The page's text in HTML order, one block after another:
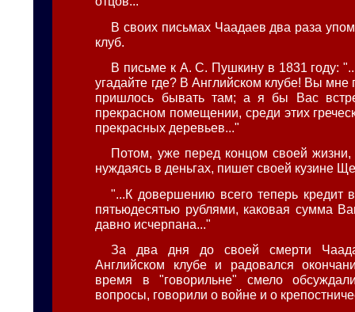
В своих письмах Чаадаев два раза
клуб.
В письме к А. С. Пушкину в 1831 году:
угадайте где? В Английском клубе! Вы мне
пришлось бывать там; а я бы Вас
прекрасном помещении, среди этих
прекрасных деревьев..."
Потом, уже перед концом своей
нуждаясь в деньгах, пишет своей кузине
"...К довершению всего теперь кредит
пятьюдесятью рублями, каковая сумма
давно исчерпана..."
За два дня до своей смерти
Английском клубе и радовался
время в "говорильне" смело
вопросы, говорили о войне и о